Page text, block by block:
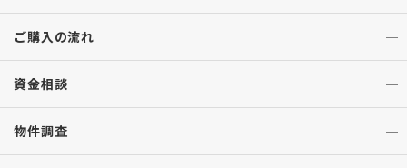
ご購入の流れ
資金相談
物件調査